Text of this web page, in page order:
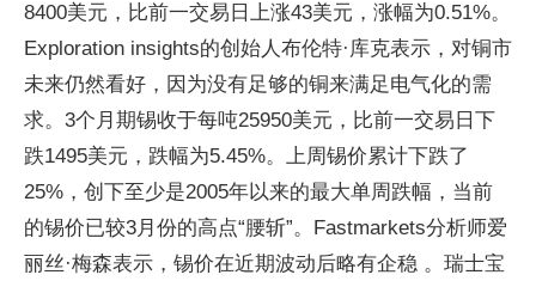
8400美元，比前一交易日上涨43美元，涨幅为0.51%。
Exploration insights的创始人布伦特·库克表示，对铜市
未来仍然看好，因为没有足够的铜来满足电气化的需
求。3个月期锡收于每吨25950美元，比前一交易日下
跌1495美元，跌幅为5.45%。上周锡价累计下跌了
25%，创下至少是2005年以来的最大单周跌幅，当前
的锡价已较3月份的高点“腰斩”。Fastmarkets分析师爱
丽丝·梅森表示，锡价在近期波动后略有企稳 。瑞士宝